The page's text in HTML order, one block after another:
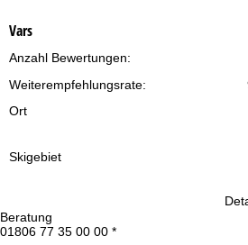
Beratung
01806 77 35 00 00 *
Vars
Anzahl Bewertungen:
Weiterempfehlungsrate:
Ort
Skigebiet